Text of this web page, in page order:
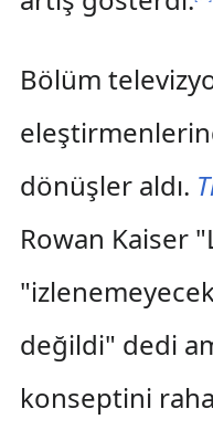
Bölüm
dönüşler aldı.
Rowan Kaiser
değildi" dedi
konseptini